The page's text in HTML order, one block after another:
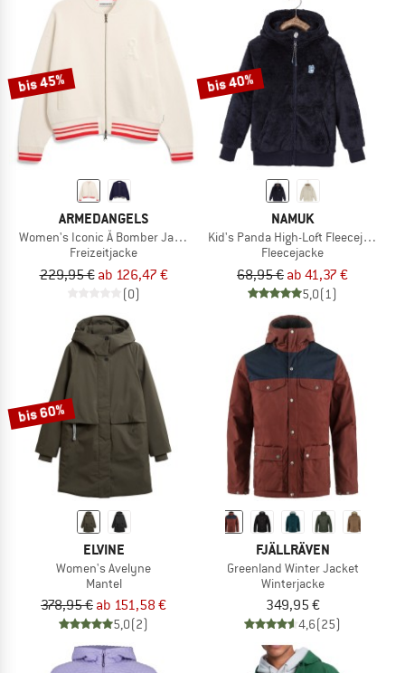
bis 45%
ARMEDANGELS
Women's Iconic Å Bomber Jacket
Freizeitjacke
229,95 € ab 126,47 €
(0)
bis 40%
NAMUK
Kid's Panda High-Loft Fleecejacke
Fleecejacke
68,95 € ab 41,37 €
5,0(1)
bis 60%
ELVINE
Women's Avelyne
Mantel
378,95 € ab 151,58 €
5,0(2)
FJÄLLRÄVEN
Greenland Winter Jacket
Winterjacke
349,95 €
4,6(25)